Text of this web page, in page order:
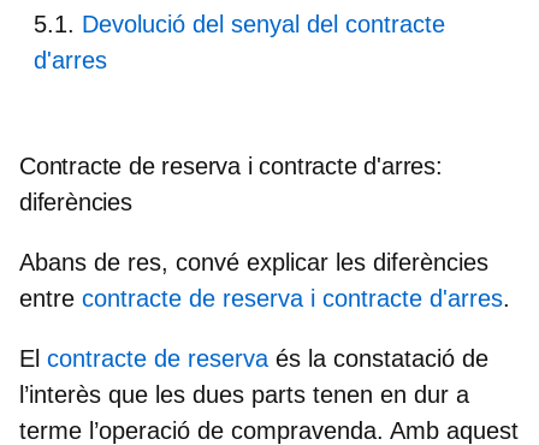
Devolució del senyal del contracte
d'arres
Contracte de reserva i contracte d'arres:
diferències
Abans de res, convé explicar les diferències
entre contracte de reserva i contracte d'arres.
El contracte de reserva és la constatació de
l’interès que les dues parts tenen en dur a
terme l’operació de compravenda. Amb aquest